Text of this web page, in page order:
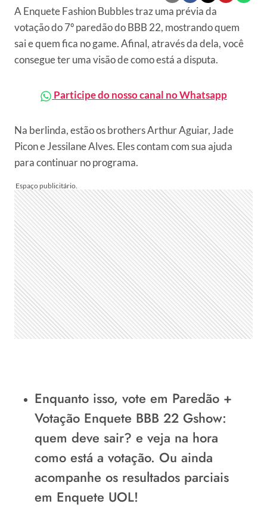
A Enquete Fashion Bubbles traz uma prévia da
votação do 7º paredão do BBB 22, mostrando quem
sai e quem fica no game. Afinal, através da dela, você
consegue ter uma visão de como está a disputa.
Participe do nosso canal no Whatsapp
Na berlinda, estão os brothers Arthur Aguiar, Jade
Picon e Jessilane Alves. Eles contam com sua ajuda
para continuar no programa.
Enquanto isso, vote em Paredão +
Votação Enquete BBB 22 Gshow:
quem deve sair? e veja na hora
como está a votação. Ou ainda
acompanhe os resultados parciais
em Enquete UOL!